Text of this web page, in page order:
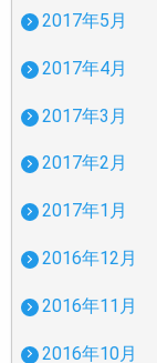
2017年5月
2017年4月
2017年3月
2017年2月
2017年1月
2016年12月
2016年11月
2016年10月